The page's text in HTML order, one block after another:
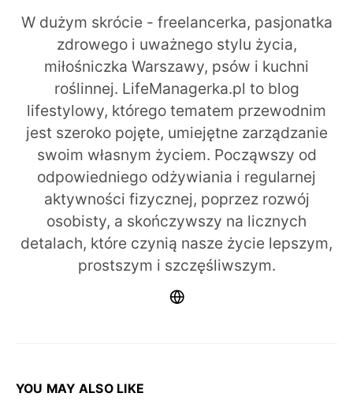
W dużym skrócie - freelancerka, pasjonatka
zdrowego i uważnego stylu życia,
miłośniczka Warszawy, psów i kuchni
roślinnej. LifeManagerka.pl to blog
lifestylowy, którego tematem przewodnim
jest szeroko pojęte, umiejętne zarządzanie
swoim własnym życiem. Począwszy od
odpowiedniego odżywiania i regularnej
aktywności fizycznej, poprzez rozwój
osobisty, a skończywszy na licznych
detalach, które czynią nasze życie lepszym,
prostszym i szczęśliwszym.
YOU MAY ALSO LIKE